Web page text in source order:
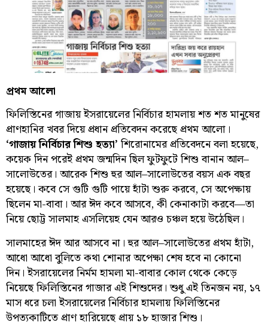
প্রথম আলো
ফিলিস্তিনের গাজায় ইসরায়েলের নির্বিচার হামলায় শত শত মানুষের
প্রাণহানির খবর দিয়ে প্রধান প্রতিবেদন করেছে প্রথম আলো।
‘গাজায় নির্বিচার শিশু হত্যা’ শিরোনামের প্রতিবেদনে বলা হয়েছে,
কয়েক দিন পরেই প্রথম জন্মদিন ছিল ফুটফুটে শিশু বানান আল–
সালোউতের। আরেক শিশু হুর আল–সালোউতের বয়স এক বছর
হয়েছে। কবে সে গুটি গুটি পায়ে হাঁটা শুরু করবে, সে অপেক্ষায়
ছিলেন মা-বাবা। আর ঈদ কবে আসবে, কী কেনাকাটা করবে—তা
নিয়ে ছোট্ট সালমাহ এসলিয়েহ যেন আরও চঞ্চল হয়ে উঠেছিল।
সালমাহের ঈদ আর আসবে না। হুর আল–সালোউতের প্রথম হাঁটা,
আধো আধো বুলিতে কথা শোনার অপেক্ষা শেষ হবে না কোনো
দিন। ইসরায়েলের নির্মম হামলা মা-বাবার কোল থেকে কেড়ে
নিয়েছে ফিলিস্তিনের গাজার এই শিশুদের। শুধু এই তিনজন নয়, ১৭
মাস ধরে চলা ইসরায়েলের নির্বিচার হামলায় ফিলিস্তিনের
উপত্যকাটিতে প্রাণ হারিয়েছে প্রায় ১৮ হাজার শিশু।